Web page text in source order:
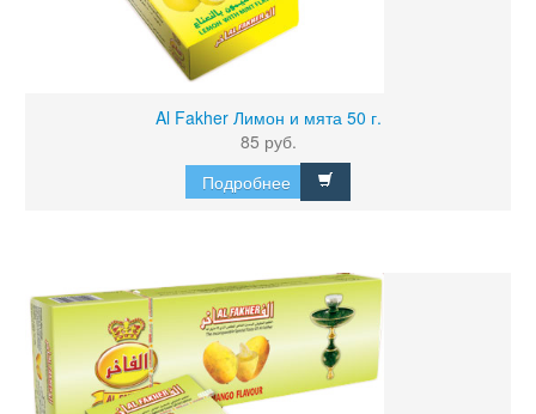
Al Fakher Лимон и мята 50 г.
85 руб.
Подробнее